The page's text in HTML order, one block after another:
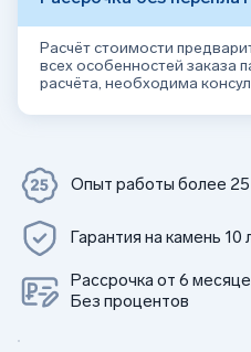
Расчёт стоимости
всех особенностей заказа
расчёта, необходима
Опыт работы более 25
Гарантия на камень 10
Рассрочка от 6
Без процентов